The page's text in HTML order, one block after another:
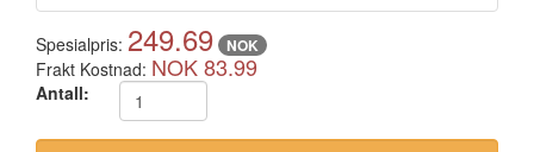
Spesialpris: 249.69 NOK
Frakt Kostnad: NOK 83.99
Antall: